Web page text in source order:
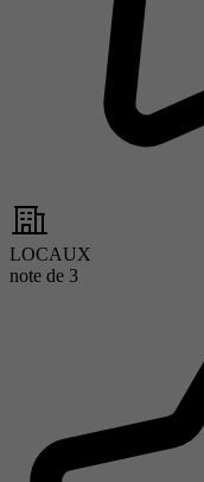
LOCAUX
note de 3